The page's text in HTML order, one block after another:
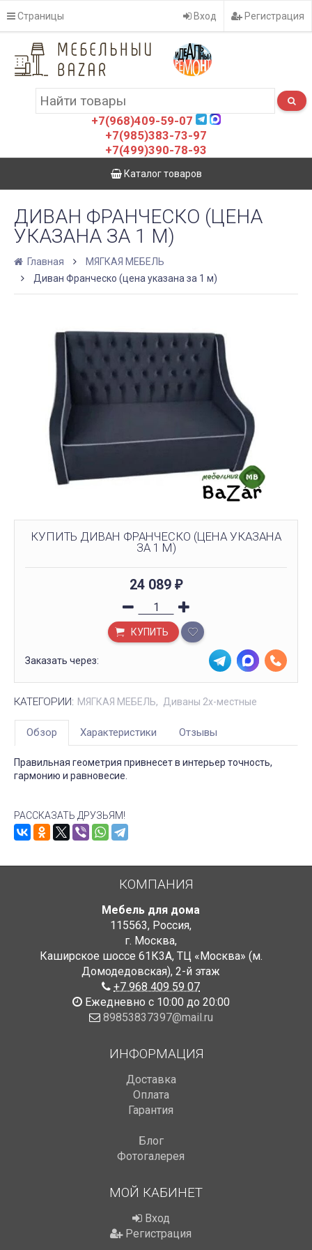
Страницы Вход Регистрация
+7(968)409-59-07
+7(985)383-73-97
+7(499)390-78-93
Каталог товаров
ДИВАН ФРАНЧЕСКО (ЦЕНА
УКАЗАНА ЗА 1 М)
Главная
МЯГКАЯ МЕБЕЛЬ
Диван Франческо (цена указана за 1 м)
КУПИТЬ ДИВАН ФРАНЧЕСКО (ЦЕНА УКАЗАНА
ЗА 1 М)
24 089 ₽
КУПИТЬ
Заказать через:
КАТЕГОРИИ: МЯГКАЯ МЕБЕЛЬ Диваны 2х-местные
Обзор Характеристики Отзывы
Правильная геометрия привнесет в интерьер точность,
гармонию и равновесие.
РАССКАЗАТЬ ДРУЗЬЯМ!
КОМПАНИЯ
Мебель для дома
115563, Россия,
г. Москва,
Каширское шоссе 61К3А, ТЦ «Москва» (м.
Домодедовская), 2-й этаж
+7 968 409 59 07
Ежедневно с 10:00 до 20:00
89853837397@mail.ru
ИНФОРМАЦИЯ
Доставка
Оплата
Гарантия
Блог
Фотогалерея
МОЙ КАБИНЕТ
Вход
Регистрация